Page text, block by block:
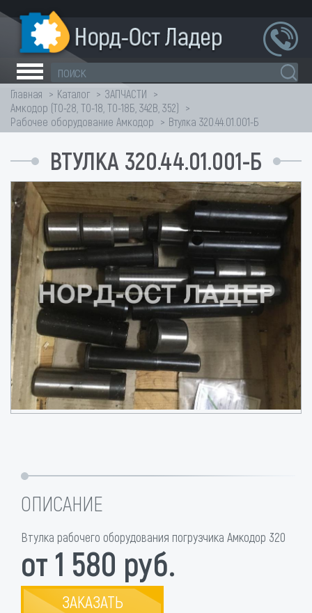
Главная Каталог
ЗАПЧАСТИ
Амкодор (ТО-28, ТО-18, ТО-18Б, 342В, 352)
Рабочее оборудование Амкодор
Втулка 320.44.01.001-Б
ВТУЛКА 320.44.01.001-Б
ОПИСАНИЕ
Втулка рабочего оборудования погрузчика Амкодор 320
от 1 580 руб.
ЗАКАЗАТЬ